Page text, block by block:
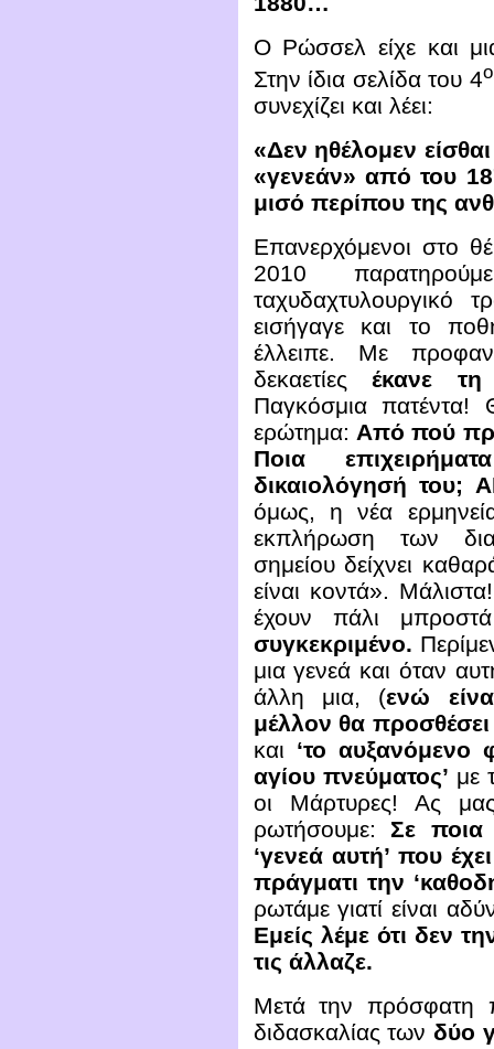
Ο Ρώσσελ είχε και
Στην ίδια σελίδα του 4
συνεχίζει και λέει:
«Δεν ηθέλομεν
«γενεάν» από του
μισό περίπου της
Επανερχόμενοι στο
2010
ταχυδαχτυλουργικό
εισήγαγε και το
έλλειπε. Με
δεκαετίεςέκανε
Παγκόσμια
ερώτημα: Από πού
Ποια
δικαιολόγησή
όμως, η νέα
εκπλήρωση των
σημείου δείχνει
είναι κοντά».
έχουν πάλι
συγκεκριμένο.
μια γενεά και όταν
άλλη μια, (ενώ
μέλλον θα προσθέσει
και ‘το
αγίου πνεύματος’ με
οι Μάρτυρες! Ας
ρωτήσουμε: Σε ποια
‘γενεά αυτή’ που
πράγματι την
ρωτάμε γιατί είναι
Εμείς λέμε ότι δεν
τις άλλαζε.
Μετά την πρόσφατη
διδασκαλίας τωνδύο